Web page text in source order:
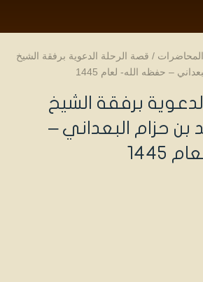
المحاضرات / قصة الرحلة الدعوية برفقة الشيخ
– حفظه الله- لعام 1445
برفقة الشيخ
بن حزام البعداني –